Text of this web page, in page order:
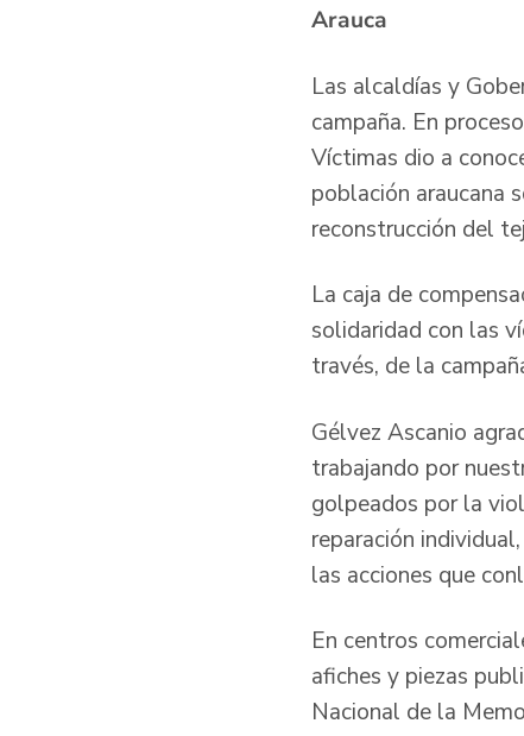
Arauca
Las alcaldías y
campaña. En
Víctimas dio a
población araucana
reconstrucción del
La caja de
solidaridad con las
través, de la
Gélvez Ascanio
trabajando por
golpeados por la
reparación
las acciones que
En centros
afiches y piezas
Nacional de la